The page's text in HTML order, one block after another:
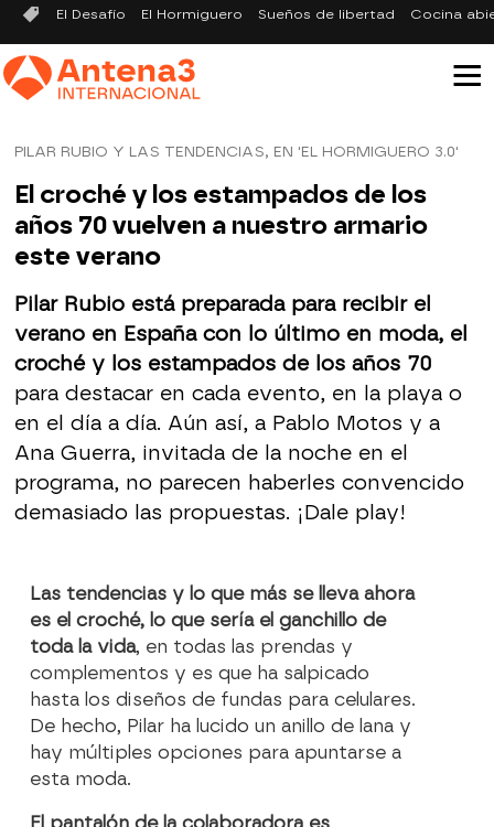
El Desafío El Hormiguero Sueños de libertad Cocina
PILAR RUBIO Y LAS TENDENCIAS, EN 'EL HORMIGUERO 3.0'
El croché y los estampados de los
años 70 vuelven a nuestro armario
este verano
Pilar Rubio está preparada para recibir el
verano en España con lo último en moda, el
croché y los estampados de los años 70
para destacar en cada evento, en la playa o
en el día a día. Aún así, a Pablo Motos y a
Ana Guerra, invitada de la noche en el
programa, no parecen haberles convencido
demasiado las propuestas. ¡Dale play!
Las tendencias y lo que más se lleva ahora
es el croché, lo que sería el ganchillo de
toda la vida, en todas las prendas y
complementos y es que ha salpicado
hasta los diseños de fundas para celulares.
De hecho, Pilar ha lucido un anillo de lana y
hay múltiples opciones para apuntarse a
esta moda.